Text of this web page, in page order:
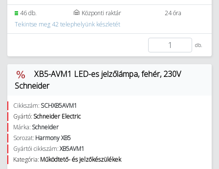
46 db. Központi raktár
24 óra
Tekintse meg 42 telephelyünk készletét
db.
XB5-AVM1 LED-es jelzőlámpa, fehér, 230V
Schneider
Cikkszám: SCHXB5AVM1
Gyártó: Schneider Electric
Márka: Schneider
Sorozat: Harmony XB5
Gyártói cikkszám:XB5AVM1
Kategória: Működtető- és jelzőkészülékek